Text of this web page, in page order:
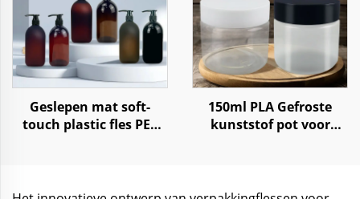
Geslepen mat soft-
touch plastic fles PET
150ml PLA Gefroste
kunststof pot voor